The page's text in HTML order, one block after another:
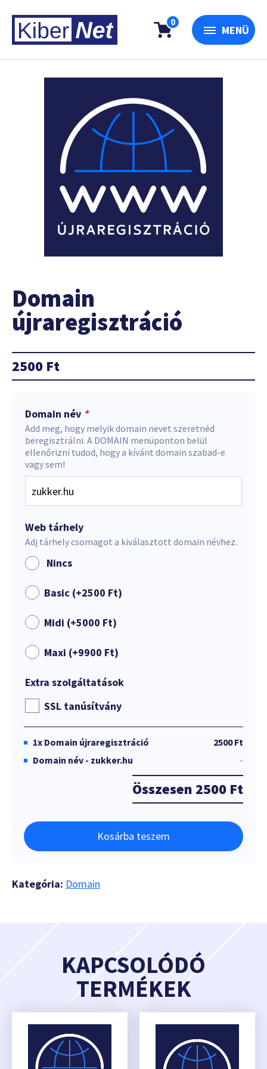
0
MENÜ
Domain
újraregisztráció
2500 Ft
Domain név *
Add meg, hogy melyik domain nevet szeretnéd
beregisztrálni. A DOMAIN menüponton belül
ellenőrizni tudod, hogy a kívánt domain szabad-e
vagy sem!
Web tárhely
Adj tárhely csomagot a kiválasztott domain névhez.
Nincs
Basic (+2500 Ft)
Midi (+5000 Ft)
Maxi (+9900 Ft)
Extra szolgáltatások
SSL tanúsítvány
1x Domain újraregisztráció
2500 Ft
Domain név - zukker.hu
-
Összesen 2500 Ft
Kosárba teszem
Kategória: Domain
KAPCSOLÓDÓ
TERMÉKEK